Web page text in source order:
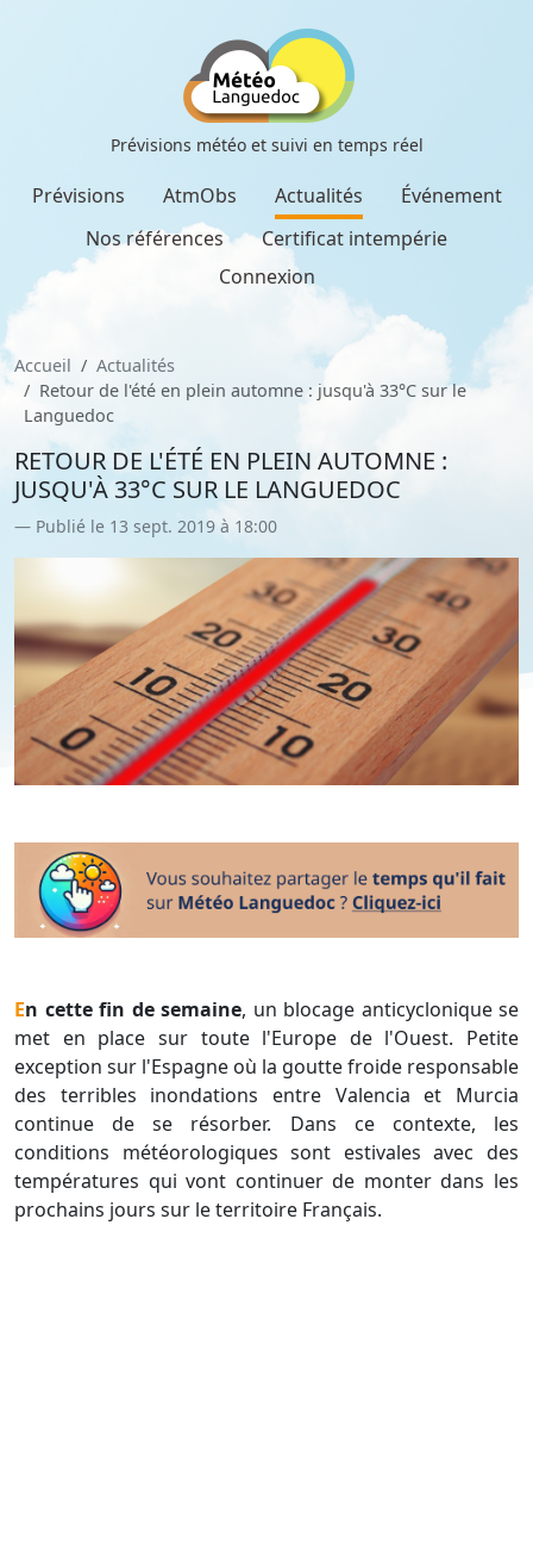
Prévisions météo et suivi en temps réel
Prévisions AtmObs Actualités
Événement
Nos références
Certificat intempérie
Connexion
Accueil
Actualités
Retour de l'été en plein automne : jusqu'à 33°C sur le
Languedoc
RETOUR DE L'ÉTÉ EN PLEIN AUTOMNE :
JUSQU'À 33°C SUR LE LANGUEDOC
Publié le 13 sept. 2019 à 18:00
En cette fin de semaine, un blocage anticyclonique se
met en place sur toute l'Europe de l'Ouest. Petite
exception sur l'Espagne où la goutte froide responsable
des terribles inondations entre Valencia et Murcia
continue de se résorber. Dans ce contexte, les
conditions météorologiques sont estivales avec des
températures qui vont continuer de monter dans les
prochains jours sur le territoire Français.